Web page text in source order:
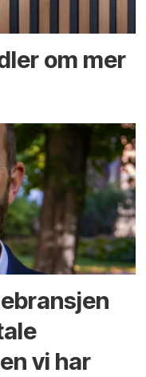
om mer
vi har